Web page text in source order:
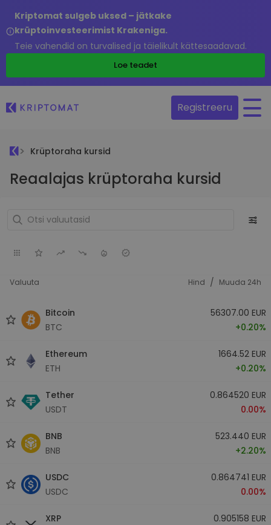
Kriptomat sulgeb uksed – jätkake
krüptoinvesteerimist Krakeniga.
Teie vahendid on turvalised ja täielikult kättesaadavad.
Loe teadet
Registreeru
Krüptoraha kursid
Reaalajas krüptoraha kursid
Valuuta Hind / Muuda 24h
Bitcoin
BTC
56307.00 EUR
+0.20%
Ethereum
ETH
1664.52 EUR
+0.20%
Tether
USDT
0.864520 EUR
0.00%
BNB
BNB
523.440 EUR
+2.20%
USDC
USDC
0.864741 EUR
0.00%
XRP
0.905158 EUR